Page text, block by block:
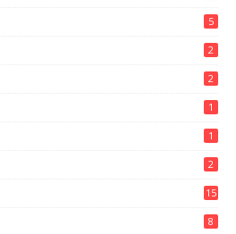
5
2
2
1
1
2
15
8